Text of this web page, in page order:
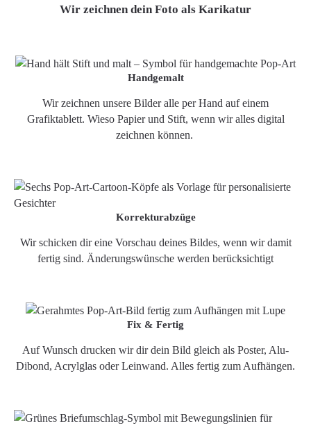
Wir zeichnen dein Foto als Karikatur
Handgemalt
Wir zeichnen unsere Bilder alle per Hand auf einem
Grafiktablett. Wieso Papier und Stift, wenn wir alles digital
zeichnen können.
Korrekturabzüge
Wir schicken dir eine Vorschau deines Bildes, wenn wir damit
fertig sind. Änderungswünsche werden berücksichtigt
Fix & Fertig
Auf Wunsch drucken wir dir dein Bild gleich als Poster, Alu-
Dibond, Acrylglas oder Leinwand. Alles fertig zum Aufhängen.